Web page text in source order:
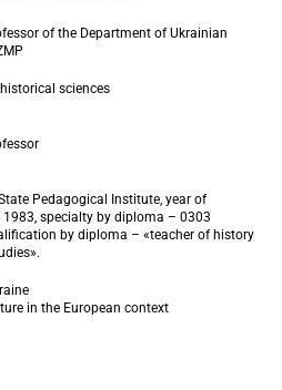
of the Department of Ukrainian
sciences
Pedagogical Institute, year of
specialty by diploma – 0303
by diploma – «teacher of history
in the European context